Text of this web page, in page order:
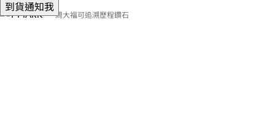
到貨通知我
周大福可追溯歷程鑽石